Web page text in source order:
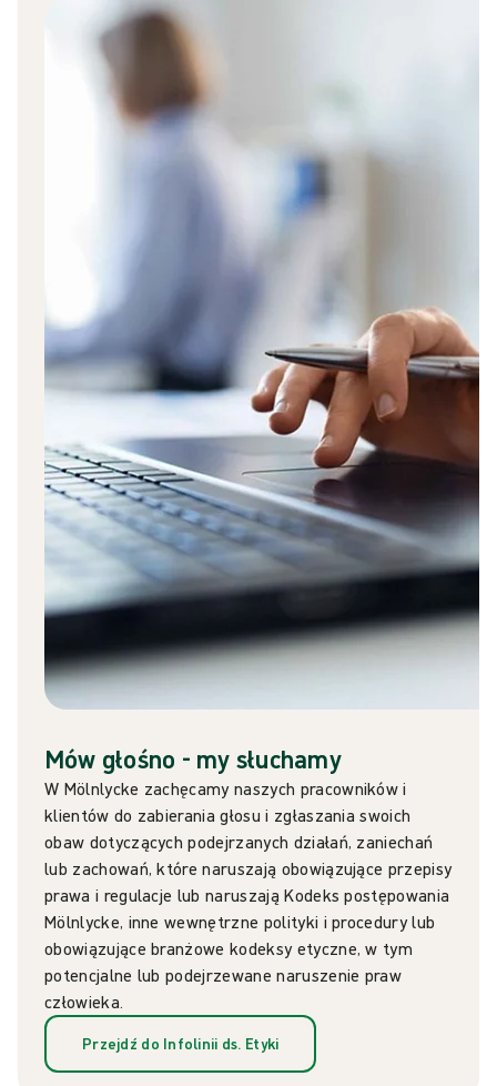
Mów głośno - my słuchamy
W Mölnlycke zachęcamy naszych pracowników i
klientów do zabierania głosu i zgłaszania swoich
obaw dotyczących podejrzanych działań, zaniechań
lub zachowań, które naruszają obowiązujące przepisy
prawa i regulacje lub naruszają Kodeks postępowania
Mölnlycke, inne wewnętrzne polityki i procedury lub
obowiązujące branżowe kodeksy etyczne, w tym
potencjalne lub podejrzewane naruszenie praw
człowieka.
Przejdź do Infolinii ds. Etyki